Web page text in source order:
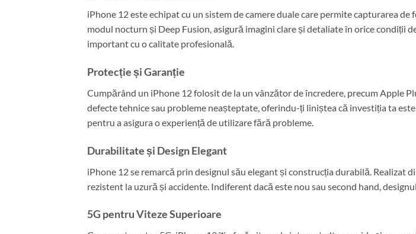
iPhone 12 este echipat cu un sistem de camere duale care permite capturarea
modul nocturn și Deep Fusion, asigură imagini clare și detaliate în orice condiții
important cu o calitate profesională.
Protecție și Garanție
Cumpărând un iPhone 12 folosit de la un vânzător de încredere, precum Apple
defecte tehnice sau probleme neașteptate, oferindu-ți liniștea că investiția ta
pentru a asigura o experiență de utilizare fără probleme.
Durabilitate și Design Elegant
iPhone 12 se remarcă prin designul său elegant și construcția durabilă. Realizat
rezistent la uzură și accidente. Indiferent dacă este nou sau second hand,
5G pentru Viteze Superioare